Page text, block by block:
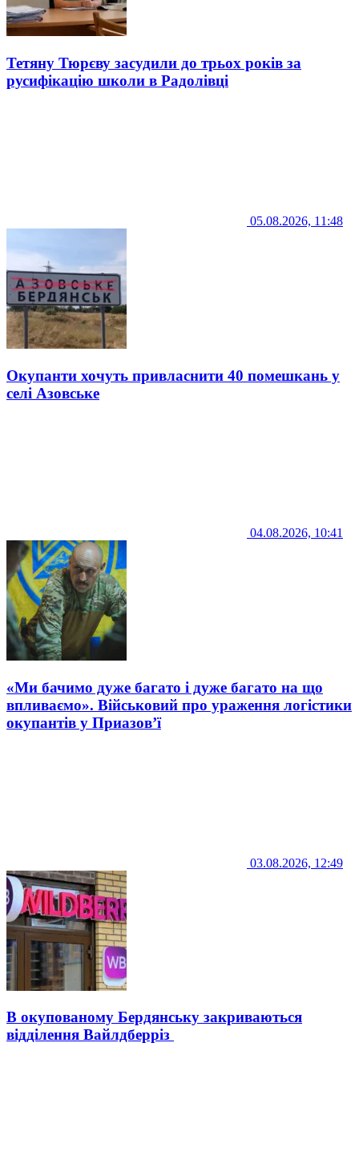
Тетяну Тюрєву засудили до трьох років за
русифікацію школи в Радолівці
05.08.2026, 11:48
Окупанти хочуть привласнити 40 помешкань у
селі Азовське
04.08.2026, 10:41
«Ми бачимо дуже багато і дуже багато на що
впливаємо». Військовий про ураження логістики
окупантів у Приазов’ї
03.08.2026, 12:49
В окупованому Бердянську закриваються
відділення Вайлдберріз